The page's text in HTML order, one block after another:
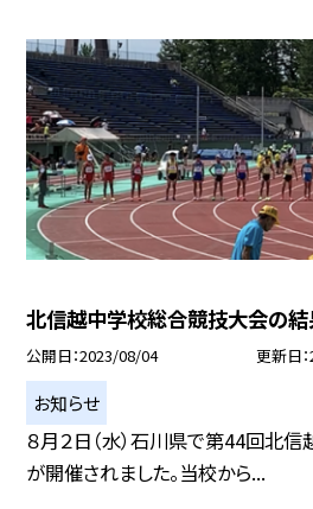
北信越中学校総合競技大会の結
公開日 2023/08/04 更新日
お知らせ
８月２日（水）石川県で第44回北
が開催されました。当校から...